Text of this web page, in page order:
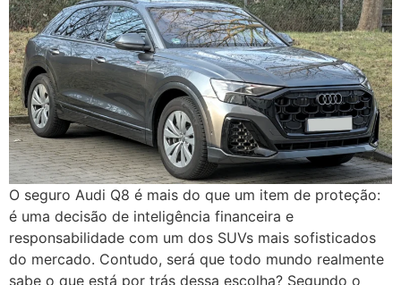
O seguro Audi Q8 é mais do que um item de proteção:
é uma decisão de inteligência financeira e
responsabilidade com um dos SUVs mais sofisticados
do mercado. Contudo, será que todo mundo realmente
sabe o que está por trás dessa escolha? Segundo o